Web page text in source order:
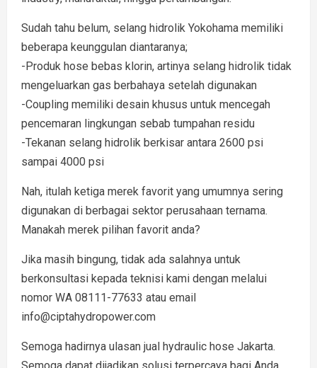
Sudah tahu belum, selang hidrolik Yokohama memiliki
beberapa keunggulan diantaranya;
-Produk hose bebas klorin, artinya selang hidrolik tidak
mengeluarkan gas berbahaya setelah digunakan
-Coupling memiliki desain khusus untuk mencegah
pencemaran lingkungan sebab tumpahan residu
-Tekanan selang hidrolik berkisar antara 2600 psi
sampai 4000 psi
Nah, itulah ketiga merek favorit yang umumnya sering
digunakan di berbagai sektor perusahaan ternama.
Manakah merek pilihan favorit anda?
Jika masih bingung, tidak ada salahnya untuk
berkonsultasi kepada teknisi kami dengan melalui
nomor WA 08111-77633 atau email
info@ciptahydropower.com
Semoga hadirnya ulasan jual hydraulic hose Jakarta.
Semoga dapat dijadikan solusi terpercaya bagi Anda.